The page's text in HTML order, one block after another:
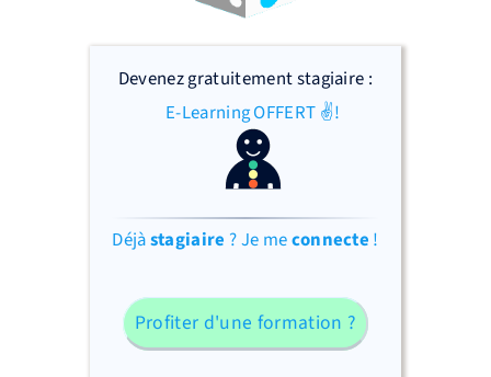
Devenez gratuitement stagiaire :
E-Learning OFFERT ✌!
Déjàstagiaire ? Je meconnecte !
Profiter d'une formation ?